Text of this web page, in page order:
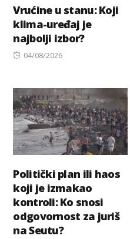
Vrućine u stanu: Koji
klima-uređaj je
najbolji izbor?
Posted
04/08/2026
Politički plan ili haos
koji je izmakao
kontroli: Ko snosi
odgovornost za juriš
na Seutu?